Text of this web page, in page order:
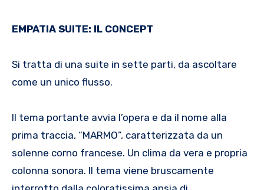
EMPATIA SUITE: IL CONCEPT
Si tratta di una suite in sette parti, da ascoltare
come un unico flusso.
Il tema portante avvia l’opera e da il nome alla
prima traccia, “MARMO”, caratterizzata da un
solenne corno francese. Un clima da vera e propria
colonna sonora. Il tema viene bruscamente